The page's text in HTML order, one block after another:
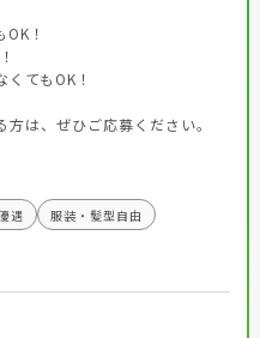
！
てもOK！
は、ぜひご応募ください。
遇
服装・髪型自由